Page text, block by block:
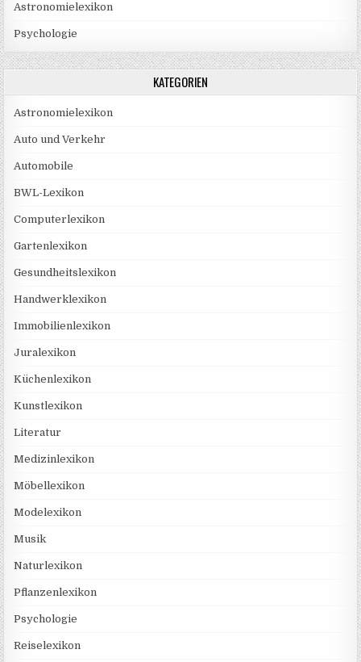
Astronomielexikon
Psychologie
KATEGORIEN
Astronomielexikon
Auto und Verkehr
Automobile
BWL-Lexikon
Computerlexikon
Gartenlexikon
Gesundheitslexikon
Handwerklexikon
Immobilienlexikon
Juralexikon
Küchenlexikon
Kunstlexikon
Literatur
Medizinlexikon
Möbellexikon
Modelexikon
Musik
Naturlexikon
Pflanzenlexikon
Psychologie
Reiselexikon